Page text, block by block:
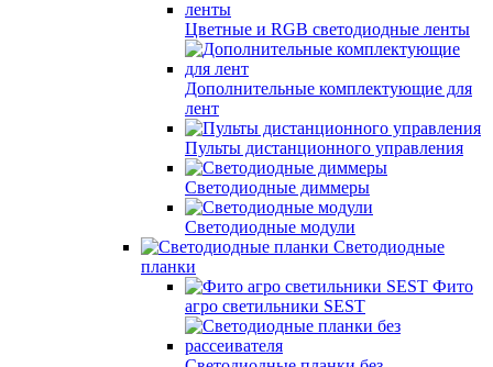
Цветные и RGB светодиодные ленты
Дополнительные комплектующие для
лент
Пульты дистанционного управления
Светодиодные диммеры
Светодиодные модули
Светодиодные
планки
Фито
агро светильники SEST